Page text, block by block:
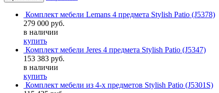
Комплект мебели Lemans 4 предмета Stylish Patio (J5378)
279 000 руб.
в наличии
купить
Комплект мебели Jeres 4 предмета Stylish Patio (J5347)
153 383 руб.
в наличии
купить
Комплект мебели из 4-х предметов Stylish Patio (J5301S)